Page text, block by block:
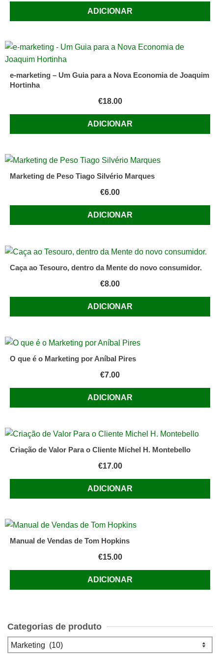
ADICIONAR
e-marketing – Um Guia para a Nova Economia de Joaquim
Hortinha
€18.00
ADICIONAR
Marketing de Peso Tiago Silvério Marques
€6.00
ADICIONAR
Caça ao Tesouro, dentro da Mente do novo consumidor.
€8.00
ADICIONAR
O que é o Marketing por Aníbal Pires
€7.00
ADICIONAR
Criação de Valor Para o Cliente Michel H. Montebello
€17.00
ADICIONAR
Manual de Vendas de Tom Hopkins
€15.00
ADICIONAR
Categorias de produto